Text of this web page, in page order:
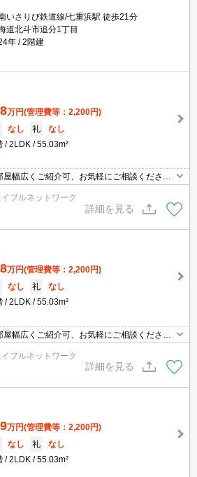
いさりび鉄道線/七重浜駅 徒歩21分
道北斗市追分1丁目
年
2階建
万円(管理費等：2,200円)
なし 礼
なし
2LDK 55.03m²
幅広くご紹介可、お気軽にご相談ください
ごせそうですね!!バルコニー付き
ブルネットワーク
詳細を見る
万円(管理費等：2,200円)
なし 礼
なし
2LDK 55.03m²
幅広くご紹介可、お気軽にご相談くださ
ーホンなので来訪者を確認できて安心★洗
磨きや洗顔など、大変使いやすい間取りと
ブルネットワーク
詳細を見る
万円(管理費等：2,200円)
なし 礼
なし
2LDK 55.03m²